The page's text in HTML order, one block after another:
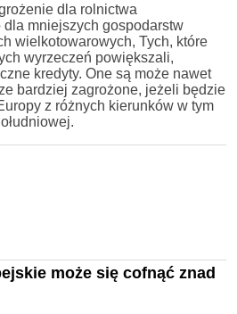
dla rolnictwa
mniejszych gospodarstw
wielkotowarowych, Tych, które
wyrzeczeń powiększali,
kredyty. One są może nawet
bardziej zagrożone, jeżeli będzie
z różnych kierunków w tym
może się cofnąć znad